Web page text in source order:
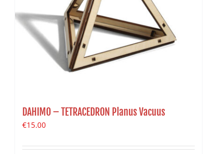
DAHIMO – TETRACEDRON Planus Vacuus
€15.00